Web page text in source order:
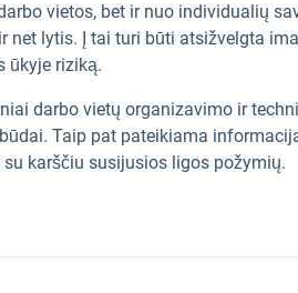
vietos, bet ir nuo individualių
net lytis. Į tai turi būti atsižvelgta
ūkyje riziką.
darbo vietų organizavimo ir
Taip pat pateikiama
karščiu susijusios ligos požymių.